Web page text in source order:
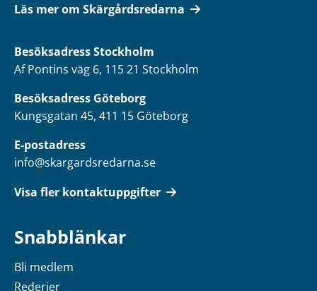
Läs mer om Skärgårdsredarna
BesöksadressStockholm
Af Pontins väg 6, 115 21 Stockholm
Besöksadress Göteborg
Kungsgatan 45, 411 15 Göteborg
E-postadress
info@skargardsredarna.se
Visa fler kontaktuppgifter
Snabblänkar
Bli medlem
Rederier